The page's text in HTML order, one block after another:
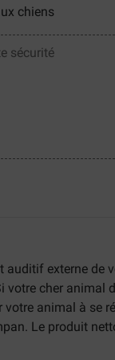
chiens
sécurité
auditif externe de
votre cher animal
votre animal à se
Le produit